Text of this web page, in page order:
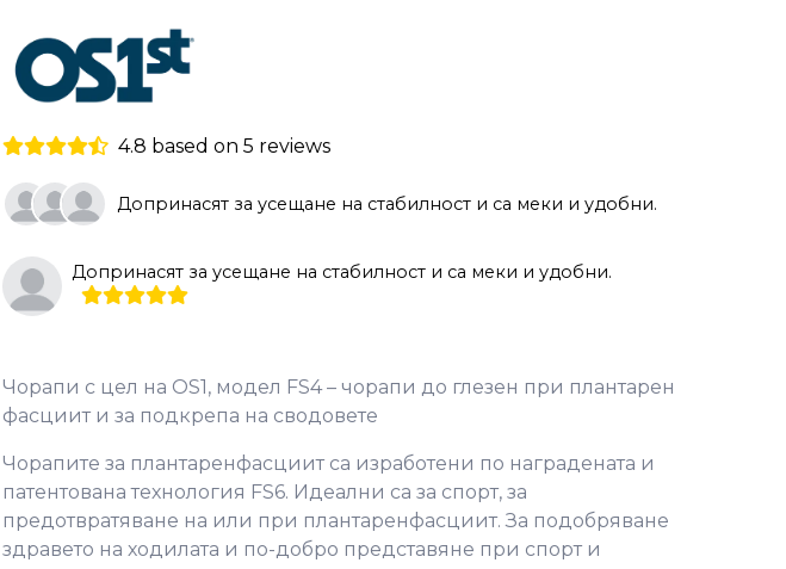
4.8 based on 5 reviews
Допринасят за усещане на стабилност и са меки и удобни.
Допринасят за усещане на стабилност и са меки и удобни.
Чорапи с цел на OS1, модел FS4 – чорапи до глезен при плантарен
фасциит и за подкрепа на сводовете
Чорапите за плантаренфасциит са изработени по наградената и
патентована технология FS6. Идеални са за спорт, за
предотвратяване на или при плантаренфасциит. За подобряване
здравето на ходилата и по-добро представяне при спорт и